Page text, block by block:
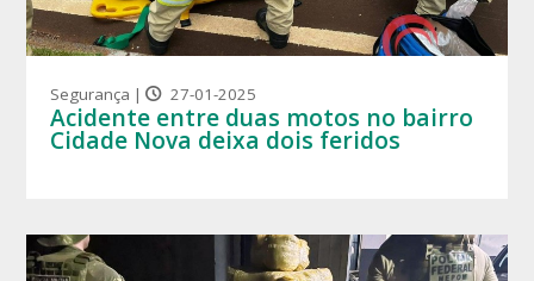
Segurança | 27-01-2025
Acidente entre duas motos no bairro
Cidade Nova deixa dois feridos